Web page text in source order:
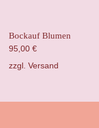
Bockauf Blumen
95,00 €
zzgl. Versand